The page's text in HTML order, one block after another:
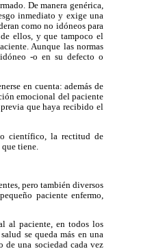
De manera genérica,
inmediato y exige una
como no idóneos para
ellos, y que tampoco el
Aunque las normas
-o en su defecto o
en cuenta: además de
emocional del paciente
que haya recibido el
científico, la rectitud de
tiene.
pero también diversos
paciente enfermo,
al paciente, en todos los
se queda más en una
de una sociedad cada vez